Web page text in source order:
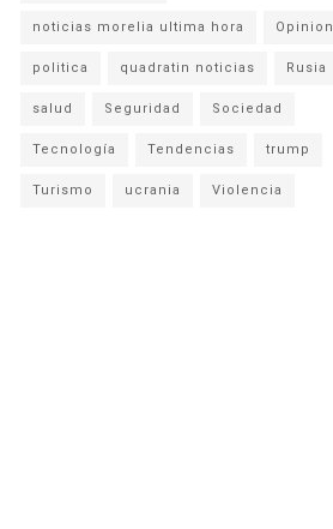
noticias morelia ultima hora Opinion
politica quadratin noticias Rusia
salud Seguridad Sociedad
Tecnología Tendencias trump
Turismo ucrania Violencia